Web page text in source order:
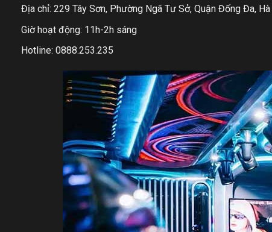
Địa chỉ: 229 Tây Sơn, Phường Ngã Tư Sở, Quận Đống Đa,
Giờ hoạt động: 11h-2h sáng
Hotline: 0888.253.235